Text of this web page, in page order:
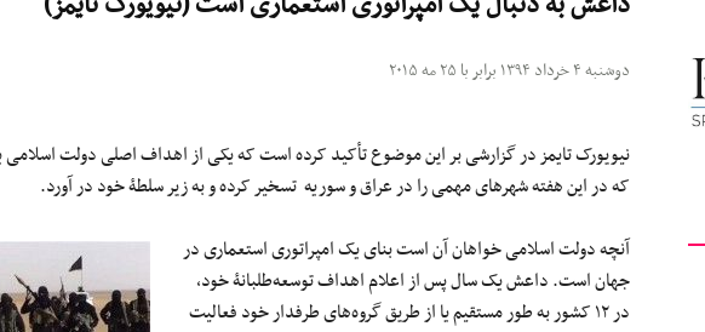
کیهان دوشنبه ۴ خرداد ۱۳۹۴ برابر با ۲۵ مه ۲۰۱۵
نیویورک تایمز در گزارشی بر این موضوع تأکید کرده است که یکی از اهداف اصلی دولت
که در این هفته شهرهای مهمی را در عراق و سوریه تسخیر کرده و به زیر سلطۀ خود در آورد.
آنچه دولت اسلامی خواهان آن است بنای یک امپراتوری استعماری در
جهان است. داعش یک سال پس از اعلام اهداف توسعه‌طلبانۀ خود،
در ۱۲ کشور به طور مستقیم یا از طریق گروه‌های طرفدار خود فعالیت